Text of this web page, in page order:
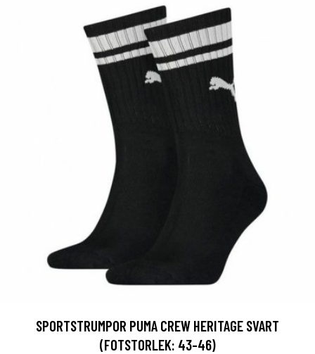
SPORTSTRUMPOR PUMA CREW HERITAGE SVART
(FOTSTORLEK: 43-46)